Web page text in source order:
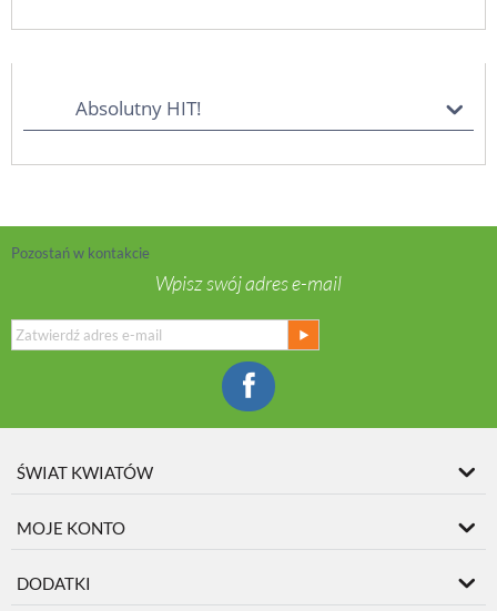
Absolutny HIT!
Pozostań w kontakcie
Wpisz swój adres e-mail
ŚWIAT KWIATÓW
MOJE KONTO
DODATKI